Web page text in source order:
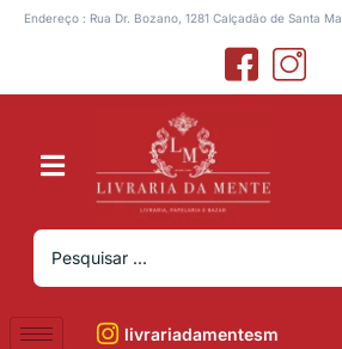
Endereço : Rua Dr. Bozano, 1281 Calçadão de Santa
livrariadamentesm